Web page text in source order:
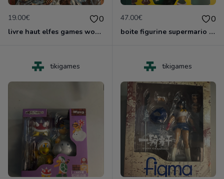
19.00€ 0
livre haut elfes games worshop nruf
47.00€ 0
boite figurine supermario shfiguarts neuf scelle
tikigames tikigames